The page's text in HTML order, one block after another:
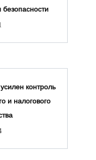
контроль
и налогового